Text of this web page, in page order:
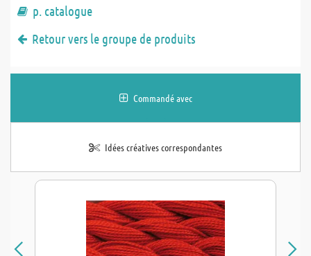
p. catalogue
Retour vers le groupe de produits
Commandé avec
Idées créatives correspondantes